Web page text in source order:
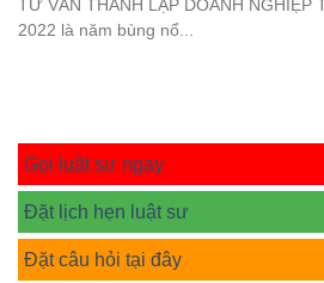
TƯ VẤN THÀNH LẬP DOANH NGHIỆP
2022 là năm bùng nổ...
Gọi luật sư ngay
Đặt lịch hẹn luật sư
Đặt câu hỏi tại đây